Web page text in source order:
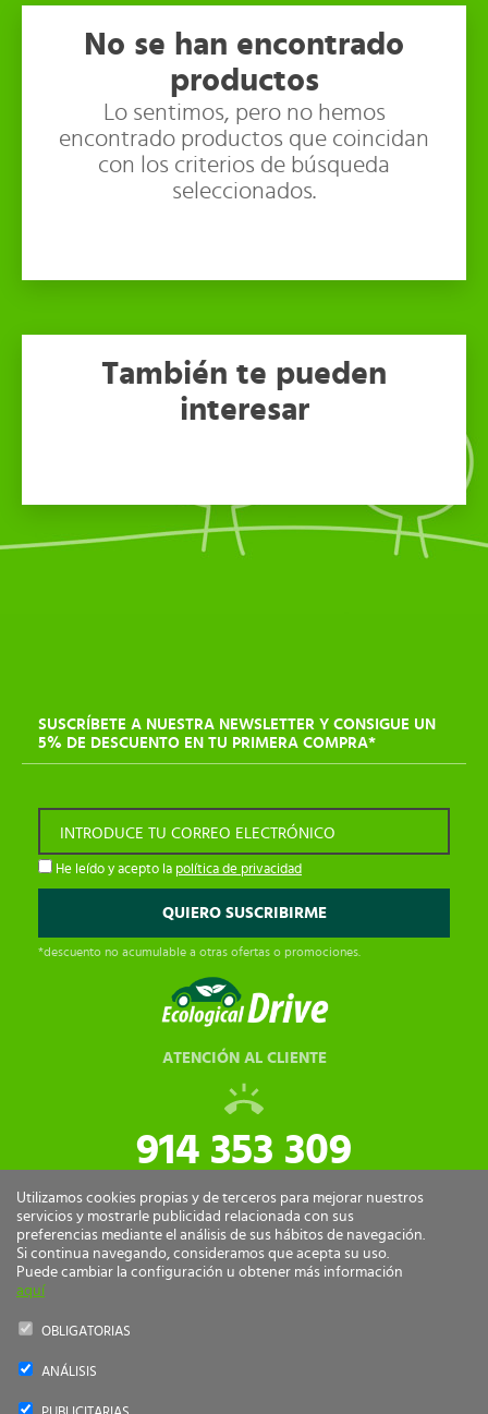
No se han encontrado
productos
Lo sentimos, pero no hemos
encontrado productos que coincidan
con los criterios de búsqueda
seleccionados.
También te pueden
interesar
SUSCRÍBETE A NUESTRA NEWSLETTER Y CONSIGUE UN
5% DE DESCUENTO EN TU PRIMERA COMPRA*
INTRODUCE TU CORREO ELECTRÓNICO
He leído y acepto la política de privacidad
*descuento no acumulable a otras ofertas o promociones.
ATENCIÓN AL CLIENTE
914 353 309
tiendaonline@ecologicaldrive.com
Utilizamos cookies propias y de terceros para mejorar nuestros
servicios y mostrarle publicidad relacionada con sus
preferencias mediante el análisis de sus hábitos de navegación.
Si continua navegando, consideramos que acepta su uso.
Puede cambiar la configuración u obtener más información
aquí
OBLIGATORIAS
ANÁLISIS